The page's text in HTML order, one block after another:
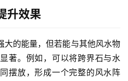
升效果
大的能量，但若能与其他风水物
著。例如，可以将跨界石与水
摆放，形成一个完整的风水阵